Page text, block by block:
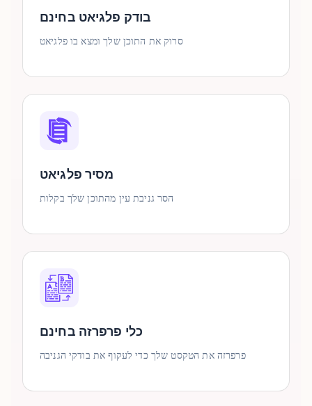
בודק פלגיאט בחינם
סרוק את התוכן שלך ומצא בו פלגיאט
מסיר פלגיאט
הסר גניבת עין מהתוכן שלך בקלות
כלי פרפרזה בחינם
פרפרזה את הטקסט שלך כדי לעקוף את בודקי הגניבה